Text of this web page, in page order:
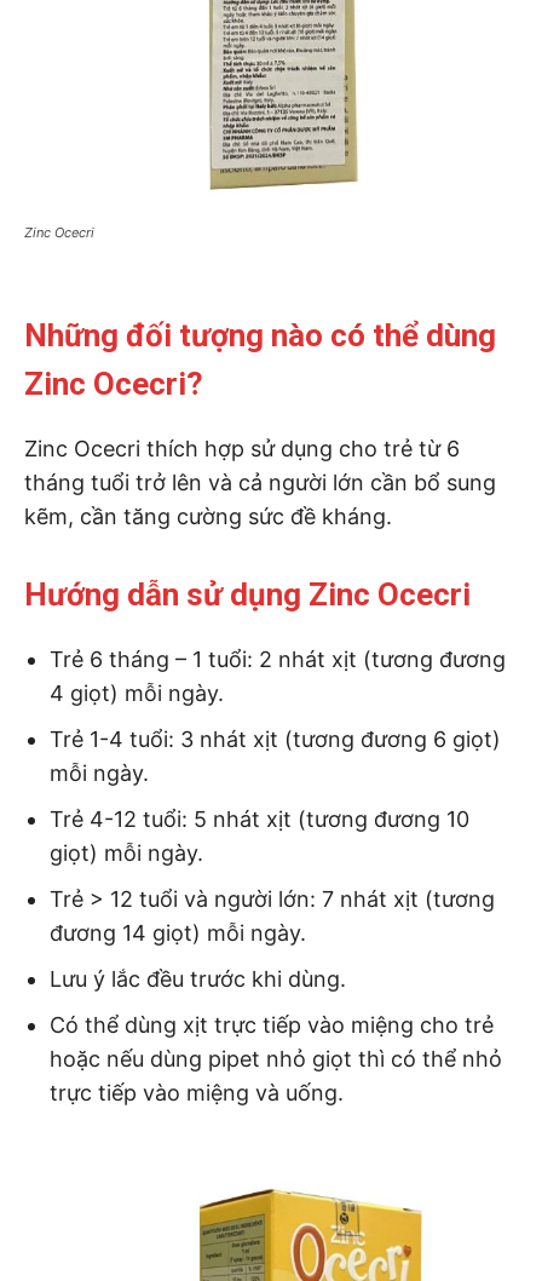
Zinc Ocecri
Những đối tượng nào có thể dùng
Zinc Ocecri?
Zinc Ocecri thích hợp sử dụng cho trẻ từ 6
tháng tuổi trở lên và cả người lớn cần bổ sung
kẽm, cần tăng cường sức đề kháng.
Hướng dẫn sử dụng Zinc Ocecri
Trẻ 6 tháng – 1 tuổi: 2 nhát xịt (tương đương
4 giọt) mỗi ngày.
Trẻ 1-4 tuổi: 3 nhát xịt (tương đương 6 giọt)
mỗi ngày.
Trẻ 4-12 tuổi: 5 nhát xịt (tương đương 10
giọt) mỗi ngày.
Trẻ > 12 tuổi và người lớn: 7 nhát xịt (tương
đương 14 giọt) mỗi ngày.
Lưu ý lắc đều trước khi dùng.
Có thể dùng xịt trực tiếp vào miệng cho trẻ
hoặc nếu dùng pipet nhỏ giọt thì có thể nhỏ
trực tiếp vào miệng và uống.